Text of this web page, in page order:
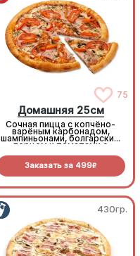
75
Домашняя 25см
Сочная пицца с копчёно-
варёным карбонадом,
шампиньонами, болгарским
перцем и томатами с
Заказать за 499R
430гр.